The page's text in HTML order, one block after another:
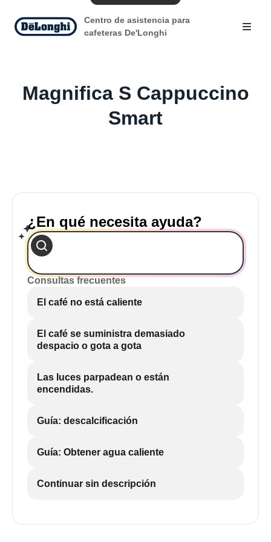
Centro de asistencia para
cafeteras De'Longhi
Magnifica S Cappuccino
Smart
¿En qué necesita ayuda?
Consultas frecuentes
El café no está caliente
El café se suministra demasiado
despacio o gota a gota
Las luces parpadean o están
encendidas.
Guía: descalcificación
Guía: Obtener agua caliente
Continuar sin descripción